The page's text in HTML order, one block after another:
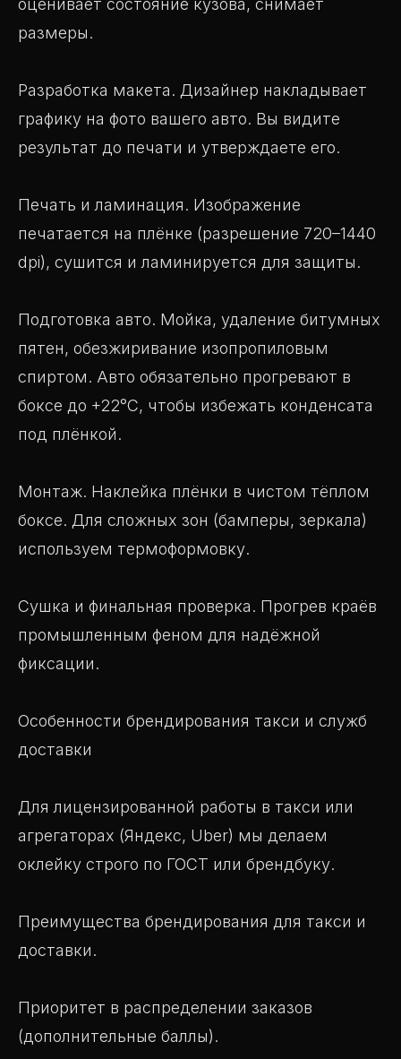
размеры.
Разработка макета. Дизайнер накладывает
графику на фото вашего авто. Вы видите
результат до печати и утверждаете его.
Печать и ламинация. Изображение
печатается на плёнке (разрешение 720–1440
dpi), сушится и ламинируется для защиты.
Подготовка авто. Мойка, удаление битумных
пятен, обезжиривание изопропиловым
спиртом. Авто обязательно прогревают в
боксе до +22°C, чтобы избежать конденсата
под плёнкой.
Монтаж. Наклейка плёнки в чистом тёплом
боксе. Для сложных зон (бамперы, зеркала)
используем термоформовку.
Сушка и финальная проверка. Прогрев краёв
промышленным феном для надёжной
фиксации.
Особенности брендирования такси и служб
доставки
Для лицензированной работы в такси или
агрегаторах (Яндекс, Uber) мы делаем
оклейку строго по ГОСТ или брендбуку.
Преимущества брендирования для такси и
доставки.
Приоритет в распределении заказов
(дополнительные баллы).